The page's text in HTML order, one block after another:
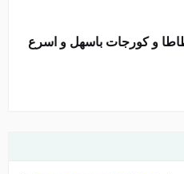
و كورجات باسهل و اسرع